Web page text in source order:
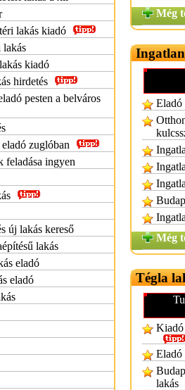
lakás kiadó
lakás
kiadó
hirdetés
pesten a belváros
zuglóban
feladása ingyen
új lakás kereső
lakás
eladó
eladó
Még
Eladó
Még
Tégla
Kiadó
Eladó
lakás